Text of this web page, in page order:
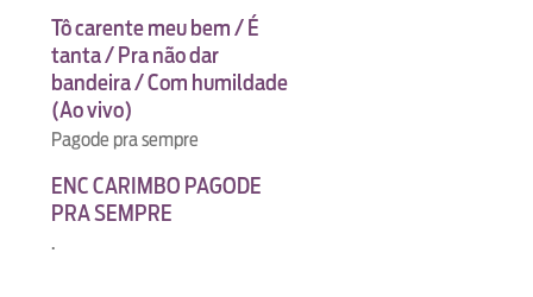
Tô carente meu bem / É
tanta / Pra não dar
bandeira / Com humildade
(Ao vivo)
Pagode pra sempre
ENC CARIMBO PAGODE
PRA SEMPRE
.